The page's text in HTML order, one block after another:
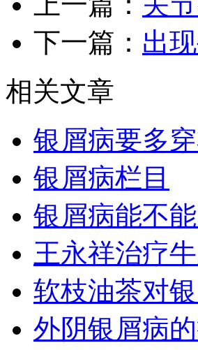
下一篇： 出
相关文章
银屑病要多
银屑病栏目
银屑病能不
王永祥治疗
软枝油茶对
外阴银屑病